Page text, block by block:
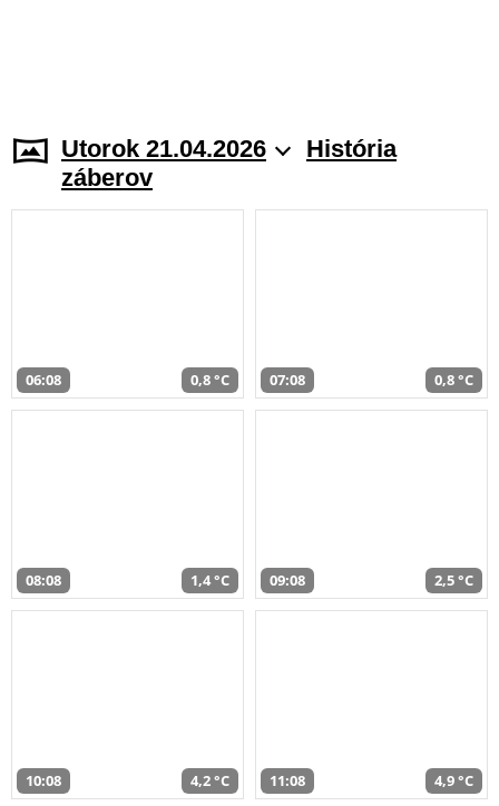
Utorok 21.04.2026
História
záberov
06:08 0,8 °C 07:08 0,8 °C
08:08 1,4 °C 09:08 2,5 °C
10:08 4,2 °C 11:08 4,9 °C